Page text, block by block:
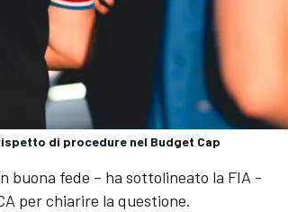
di procedure nel Budget Cap
buona fede – ha sottolineato la FIA -
per chiarire la questione.